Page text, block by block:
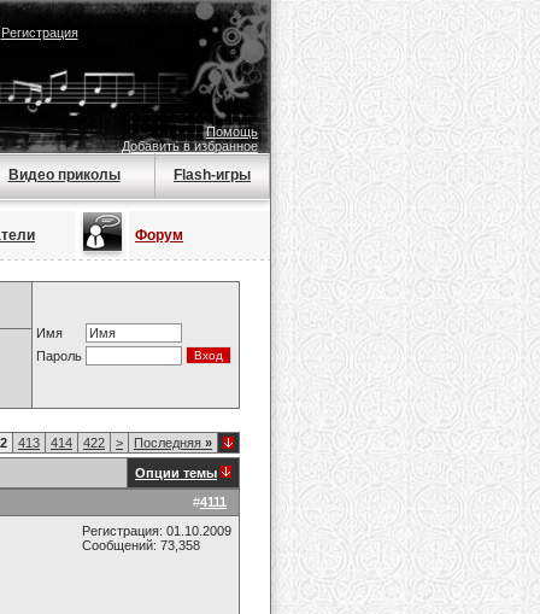
Регистрация
Помощь
Добавить в избранное
Видео приколы Flash-игры
Форум
Имя
Пароль
413 414 422 > Последняя »
Опции темы
#4111
Регистрация: 01.10.2009
Сообщений: 73,358